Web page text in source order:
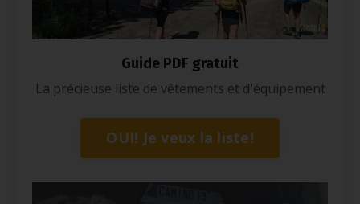
Guide PDF gratuit
La précieuse liste de vêtements et d'équipement
OUI! Je veux la liste!